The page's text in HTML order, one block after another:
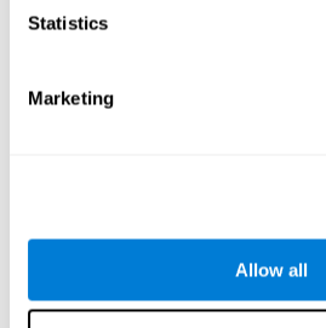
Statistics
Marketing
Allow all
لأنّ معظم معالجات إجراء
التركيز في إجراء أنشطة التنبيه
مسلياً.
التي يقدّمها كوجنيفيت تكون
المهم ويساعد في معرفة الهدف والأفعال